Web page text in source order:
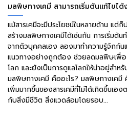
มลพิษทางเคมี สามารถเริ่มต้นแก้ไขได้
แม้สารเคมีจะมีประโยชน์ในหลายด้าน แต่
สร้างมลพิษทางเคมีได้เช่นกัน การเริ่มต้น
จากตัวบุคคลเอง ลองมาทำความรู้จักกั
แนวทางอย่างถูกต้อง ช่วยลดมลพิษเพื่
โลก และยังเป็นการดูแลโลกให้น่าอยู่สำ
มลพิษทางเคมี คืออะไร? มลพิษทางเค
เพิ่มมากขึ้นของสารเคมีที่ไม่ได้เกิดขึ้นเอ
กับสิ่งมีชีวิต สิ่งแวดล้อมโดยรอบ...